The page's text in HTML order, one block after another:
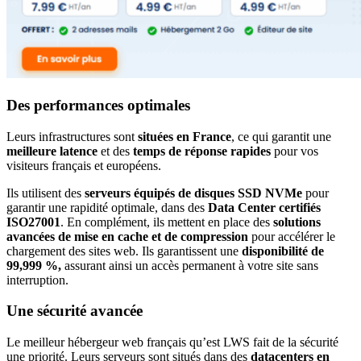
Des performances optimales
Leurs infrastructures sont situées en France, ce qui garantit une
meilleure latence et des temps de réponse rapides pour vos
visiteurs français et européens.
Ils utilisent des serveurs équipés de disques SSD NVMe pour
garantir une rapidité optimale, dans des Data Center certifiés
ISO27001. En complément, ils mettent en place des solutions
avancées de mise en cache et de compression pour accélérer le
chargement des sites web. Ils garantissent une disponibilité de
99,999 %, assurant ainsi un accès permanent à votre site sans
interruption.
Une sécurité avancée
Le meilleur hébergeur web français qu’est LWS fait de la sécurité
une priorité. Leurs serveurs sont situés dans des datacenters en